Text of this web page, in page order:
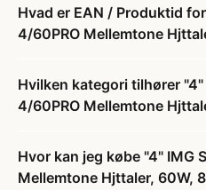
Hvad er EAN / Produktid
4/60PRO Mellemtone
Hvilken kategori tilhører "4"
4/60PRO Mellemtone
Hvor kan jeg købe "4" IMG
Mellemtone Hjttaler, 60W,